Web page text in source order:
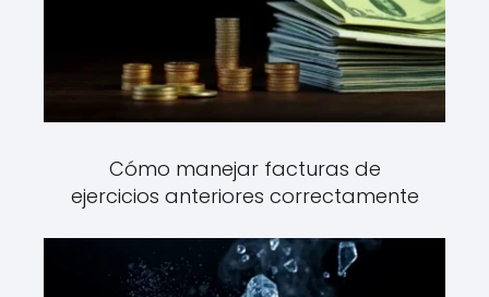
Cómo manejar facturas de
ejercicios anteriores correctamente